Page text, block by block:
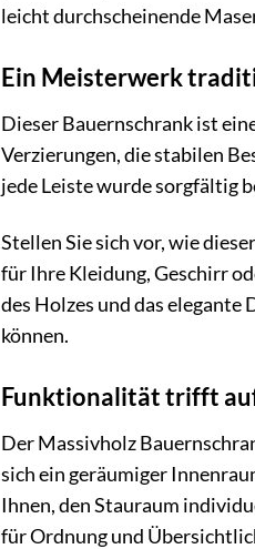
leicht durchscheinende
Ein Meisterwerk
Dieser Bauernschrank ist
Verzierungen, die stabilen
jede Leiste wurde sorgfältig
Stellen Sie sich vor, wie
für Ihre Kleidung, Geschirr
des Holzes und das
können.
Funktionalität trifft
Der Massivholz
sich ein geräumiger
Ihnen, den Stauraum
für Ordnung und